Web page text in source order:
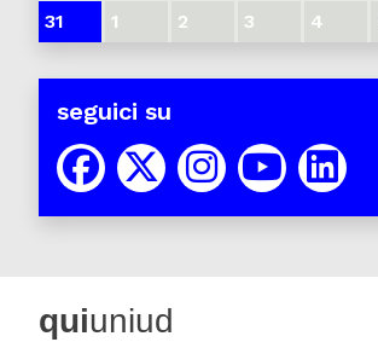
31
1 2 3 4
seguici su
quiuniud